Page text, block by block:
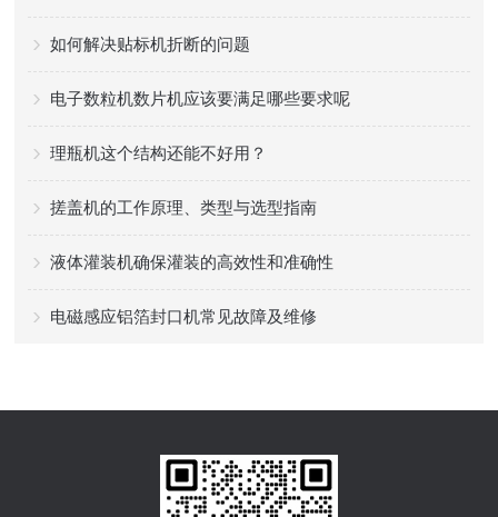
如何解决贴标机折断的问题
电子数粒机数片机应该要满足哪些要求呢
理瓶机这个结构还能不好用？
搓盖机的工作原理、类型与选型指南
液体灌装机确保灌装的高效性和准确性
电磁感应铝箔封口机常见故障及维修